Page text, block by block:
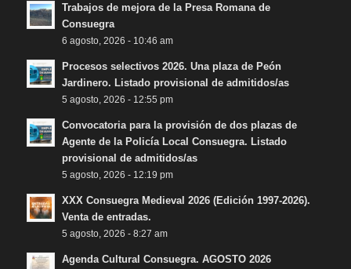
Trabajos de mejora de la Presa Romana de
Consuegra
6 agosto, 2026 - 10:46 am
Procesos selectivos 2026. Una plaza de Peón
Jardinero. Listado provisional de admitidos/as
5 agosto, 2026 - 12:55 pm
Convocatoria para la provisión de dos plazas de
Agente de la Policía Local Consuegra. Listado
provisional de admitidos/as
5 agosto, 2026 - 12:19 pm
XXX Consuegra Medieval 2026 (Edición 1997-2026).
Venta de entradas.
5 agosto, 2026 - 8:27 am
Agenda Cultural Consuegra. AGOSTO 2026